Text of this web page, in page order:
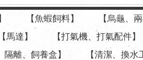
【魚蝦飼料】 【烏龜、
【馬達】
【打氣機、打氣配件】
隔離、飼養盒】
【清潔、換水